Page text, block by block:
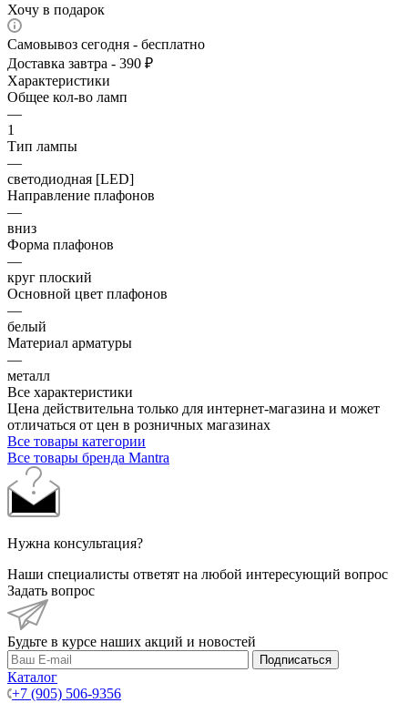
Хочу в подарок
Самовывоз сегодня - бесплатно
Доставка завтра - 390 ₽
Характеристики
Общее кол-во ламп
—
1
Тип лампы
—
светодиодная [LED]
Направление плафонов
—
вниз
Форма плафонов
—
круг плоский
Основной цвет плафонов
—
белый
Материал арматуры
—
металл
Все характеристики
Цена действительна только для интернет-магазина и может
отличаться от цен в розничных магазинах
Все товары категории
Все товары бренда Mantra
Нужна консультация?
Наши специалисты ответят на любой интересующий вопрос
Задать вопрос
Будьте в курсе наших акций и новостей
Подписаться
Каталог
+7 (905) 506-9356